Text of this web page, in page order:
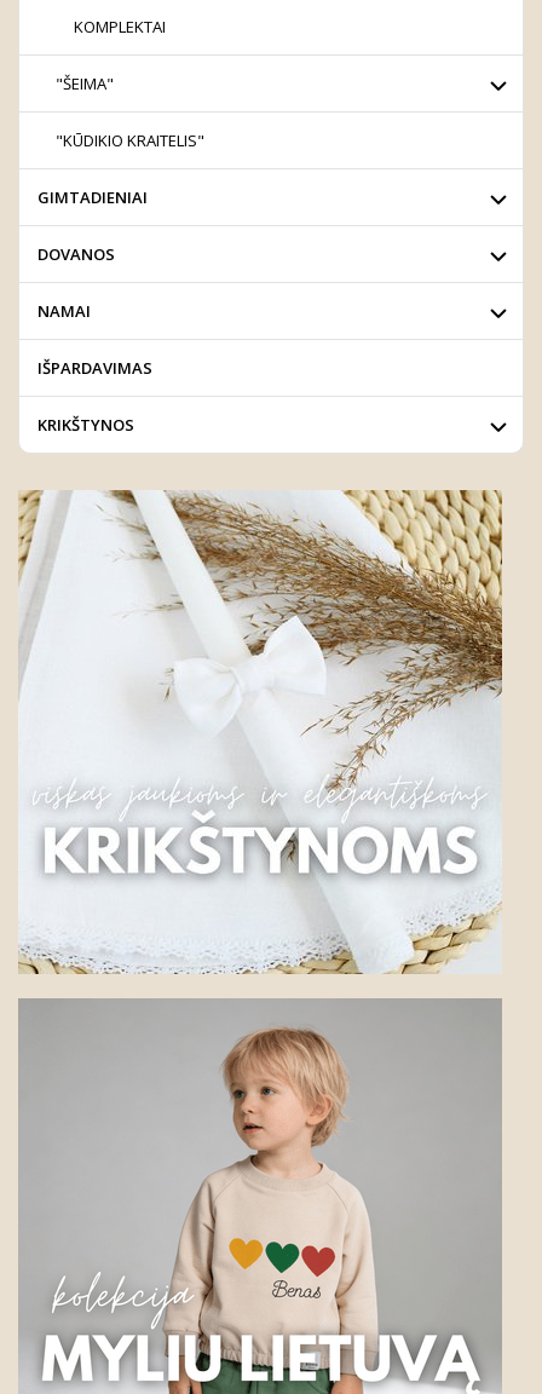
KOMPLEKTAI
"ŠEIMA"
"KŪDIKIO KRAITELIS"
GIMTADIENIAI
DOVANOS
NAMAI
IŠPARDAVIMAS
KRIKŠTYNOS